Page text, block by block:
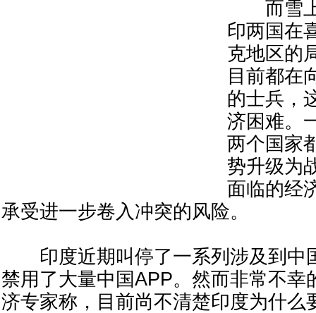
而雪上
印两国在
克地区的
目前都在
的士兵，
济困难。
两个国家
势升级为
面临的经
承受进一步卷入冲突的风险。
印度近期叫停了一系列涉及到中
禁用了大量中国APP。然而非常不幸
济专家称，目前尚不清楚印度为什么